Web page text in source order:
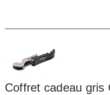
Coffret cadeau gris